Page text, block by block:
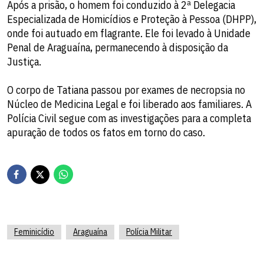
Após a prisão, o homem foi conduzido à 2ª Delegacia
Especializada de Homicídios e Proteção à Pessoa (DHPP),
onde foi autuado em flagrante. Ele foi levado à Unidade
Penal de Araguaína, permanecendo à disposição da
Justiça.
O corpo de Tatiana passou por exames de necropsia no
Núcleo de Medicina Legal e foi liberado aos familiares. A
Polícia Civil segue com as investigações para a completa
apuração de todos os fatos em torno do caso.
Feminicídio Araguaína Polícia Militar